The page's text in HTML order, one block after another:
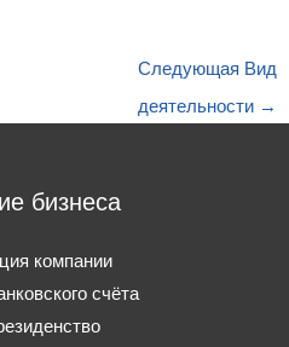
Следующая Вид
деятельности →
бизнеса
компании
счёта